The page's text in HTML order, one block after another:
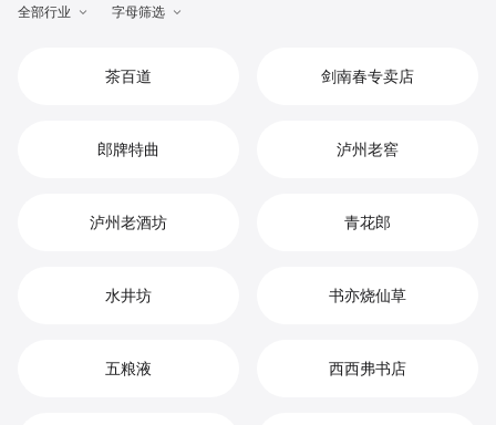
全部行业 字母筛选
茶百道 剑南春专卖店
郎牌特曲 泸州老窖
泸州老酒坊 青花郎
水井坊 书亦烧仙草
五粮液 西西弗书店